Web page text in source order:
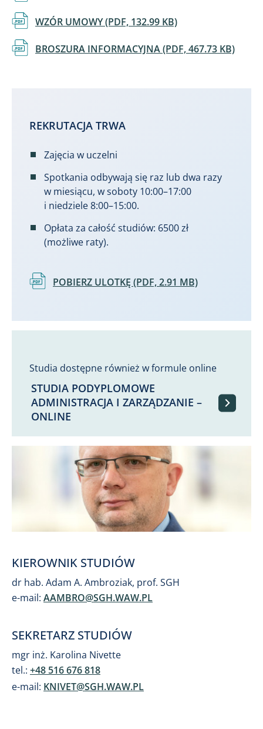
DokumentWZÓR UMOWY (PDF, 132.99 KB)
DokumentBROSZURA INFORMACYJNA (PDF, 467.73 KB)
REKRUTACJA TRWA
Zajęcia w uczelni
Spotkania odbywają się raz lub dwa razy
w miesiącu, w soboty 10:00–17:00
i niedziele 8:00–15:00.
Opłata za całość studiów: 6500 zł
(możliwe raty).
DokumentPOBIERZ ULOTKĘ (PDF, 2.91 MB)
Studia dostępne również w formule online
STUDIA PODYPLOMOWE
ADMINISTRACJA I ZARZĄDZANIE –
ONLINE
KIEROWNIK STUDIÓW
dr hab. Adam A. Ambroziak, prof. SGH
e-mail: AAMBRO@SGH.WAW.PL
SEKRETARZ STUDIÓW
mgr inż. Karolina Nivette
tel.: +48 516 676 818
e-mail: KNIVET@SGH.WAW.PL